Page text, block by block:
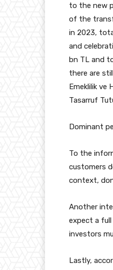
to the new
of the
in 2023,
and
bn TL and
there are
Emeklilik
Tasarruf
Dominant
To the
customers
context,
Another
expect a full
investors
Lastly,